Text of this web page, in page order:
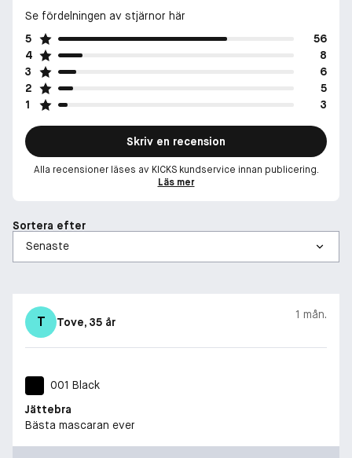
Se fördelningen av stjärnor här
5
56
4
8
3
6
2
5
1
3
Skriv en recension
Alla recensioner läses av KICKS kundservice innan publicering.
Läs mer
Sortera efter
T Tove, 35 år
1 mån.
001 Black
Jättebra
Bästa mascaran ever